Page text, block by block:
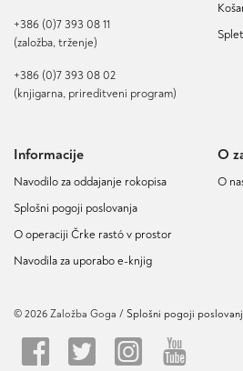
+386 (0)7 393 08 11
(založba, trženje)
+386 (0)7 393 08 02
(knjigarna, prireditveni program)
Informacije
Navodilo za oddajanje rokopisa
Splošni pogoji poslovanja
O operaciji Črke rastó v prostor
Navodila za uporabo e-knjig
O
O
© 2026 Založba Goga / Splošni pogoji